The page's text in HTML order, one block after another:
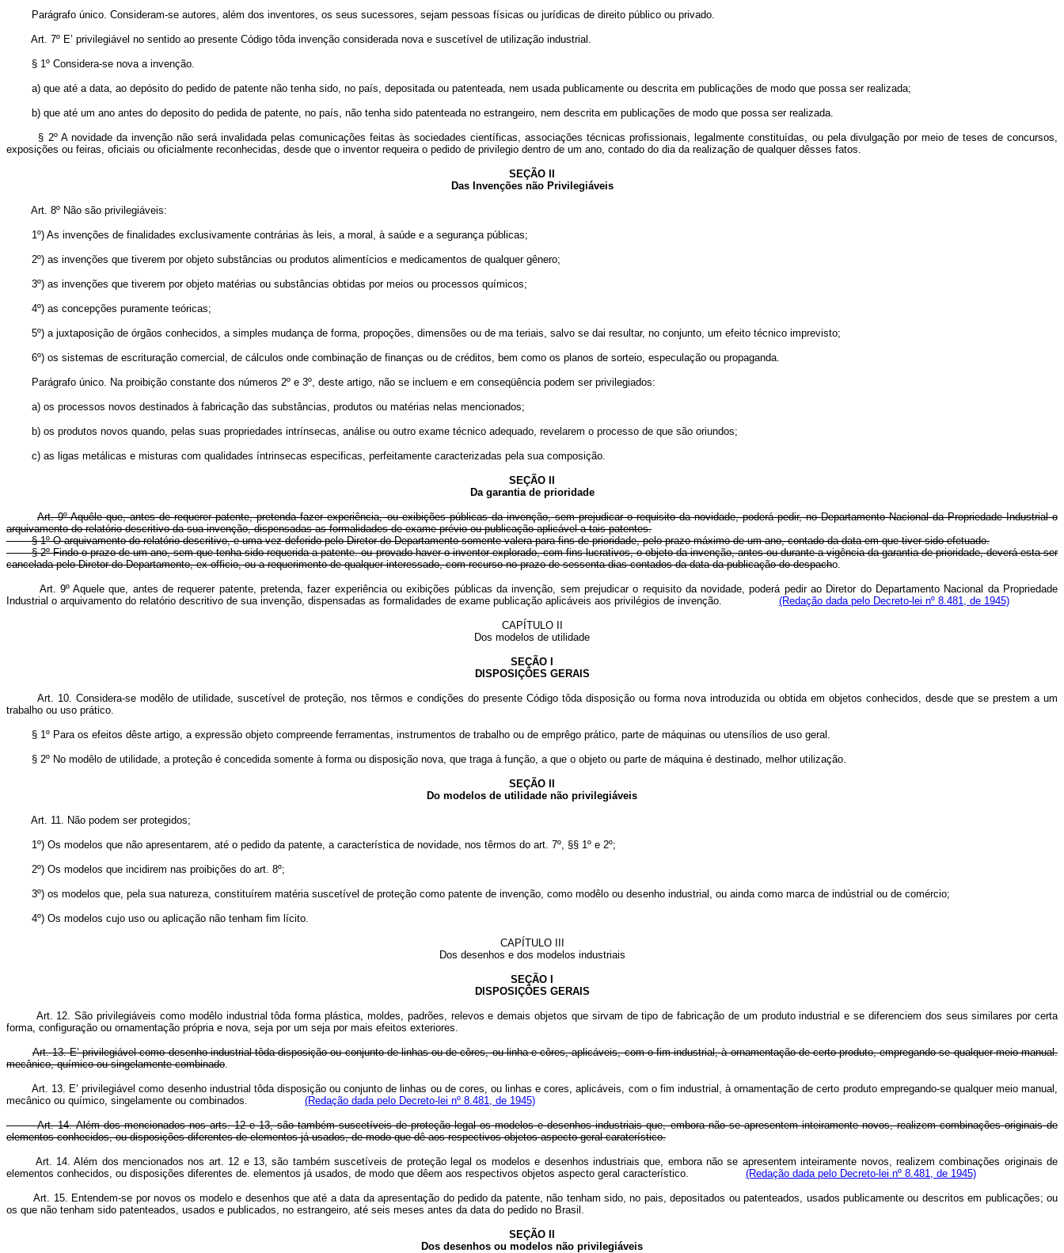
Parágrafo único. Consideram-se autores, além dos inventores, os seus sucessores, sejam pessoas físicas ou jurídicas de direito público ou privado.
Art. 7º E’ privilegiável no sentido ao presente Código tôda invenção considerada nova e suscetível de utilização industrial.
§ 1º Considera-se nova a invenção.
a) que até a data, ao depósito do pedido de patente não tenha sido, no país, depositada ou patenteada, nem usada publicamente ou descrita em publicações de modo que possa ser realizada;
b) que até um ano antes do deposito do pedida de patente, no país, não tenha sido patenteada no estrangeiro, nem descrita em publicações de modo que possa ser realizada.
§ 2º A novidade da invenção não será invalidada pelas comunicações feitas às sociedades científicas, associações técnicas profissionais, legalmente constituídas, ou pela divulgação por meio de teses de concursos,
exposições ou feiras, oficiais ou oficialmente reconhecidas, desde que o inventor requeira o pedido de privilegio dentro de um ano, contado do dia da realização de qualquer dêsses fatos.
SEÇÃO II
Das Invenções não Privilegiáveis
Art. 8º Não são privilegiáveis:
1º) As invenções de finalidades exclusivamente contrárias às leis, a moral, à saúde e a segurança públicas;
2º) as invenções que tiverem por objeto substâncias ou produtos alimentícios e medicamentos de qualquer gênero;
3º) as invenções que tiverem por objeto matérias ou substâncias obtidas por meios ou processos químicos;
4º) as concepções puramente teóricas;
5º) a juxtaposição de órgãos conhecidos, a simples mudança de forma, propoções, dimensões ou de ma teriais, salvo se dai resultar, no conjunto, um efeito técnico imprevisto;
6º) os sistemas de escrituração comercial, de cálculos onde combinação de finanças ou de créditos, bem como os planos de sorteio, especulação ou propaganda.
Parágrafo único. Na proibição constante dos números 2º e 3º, deste artigo, não se incluem e em conseqüência podem ser privilegiados:
a) os processos novos destinados à fabricação das substâncias, produtos ou matérias nelas mencionados;
b) os produtos novos quando, pelas suas propriedades intrínsecas, análise ou outro exame técnico adequado, revelarem o processo de que são oriundos;
c) as ligas metálicas e misturas com qualidades íntrinsecas especificas, perfeitamente caracterizadas pela sua composição.
SEÇÃO II
Da garantia de prioridade
Art. 9º Aquêle que, antes de requerer patente, pretenda fazer experiência, ou exibições públicas da invenção, sem prejudicar o requisito da novidade, poderá pedir, no Departamento Nacional da Propriedade Industrial o
arquivamento do relatório descritivo da sua invenção, dispensadas as formalidades de exame prévio ou publicação aplicável a tais patentes.
§ 1º O arquivamento do relatório descritivo, e uma vez deferido pelo Diretor do Departamento somente valera para fins de prioridade, pelo prazo máximo de um ano, contado da data em que tiver sido efetuado.
§ 2º Findo o prazo de um ano, sem que tenha sido requerida a patente. ou provado haver o inventor explorado, com fins lucrativos, o objeto da invenção, antes ou durante a vigência da garantia de prioridade, deverá esta ser
cancelada pelo Diretor do Departamento, ex-officio, ou a requerimento de qualquer interessado, com recurso no prazo de sessenta dias contados da data da publicação do despacho.
Art. 9º Aquele que, antes de requerer patente, pretenda, fazer experiência ou exibições públicas da invenção, sem prejudicar o requisito da novidade, poderá pedir ao Diretor do Departamento Nacional da Propriedade
Industrial o arquivamento do relatório descritivo de sua invenção, dispensadas as formalidades de exame publicação aplicáveis aos privilégios de invenção. (Redação dada pelo Decreto-lei nº 8.481, de 1945)
CAPÍTULO II
Dos modelos de utilidade
SEÇÃO I
DISPOSIÇÕES GERAIS
Art. 10. Considera-se modêlo de utilidade, suscetível de proteção, nos têrmos e condições do presente Código tôda disposição ou forma nova introduzida ou obtida em objetos conhecidos, desde que se prestem a um
trabalho ou uso prático.
§ 1º Para os efeitos dêste artigo, a expressão objeto compreende ferramentas, instrumentos de trabalho ou de emprêgo prático, parte de máquinas ou utensílios de uso geral.
§ 2º No modêlo de utilidade, a proteção é concedida somente à forma ou disposição nova, que traga à função, a que o objeto ou parte de máquina é destinado, melhor utilização.
SEÇÃO II
Do modelos de utilidade não privilegiáveis
Art. 11. Não podem ser protegidos;
1º) Os modelos que não apresentarem, até o pedido da patente, a característica de novidade, nos têrmos do art. 7º, §§ 1º e 2º;
2º) Os modelos que incidirem nas proibições do art. 8º;
3º) os modelos que, pela sua natureza, constituírem matéria suscetível de proteção como patente de invenção, como modêlo ou desenho industrial, ou ainda como marca de indústrial ou de comércio;
4º) Os modelos cujo uso ou aplicação não tenham fim lícito.
CAPÍTULO III
Dos desenhos e dos modelos industriais
SEÇÃO I
DISPOSIÇÕES GERAIS
Art. 12. São privilegiáveis como modêlo industrial tôda forma plástica, moldes, padrões, relevos e demais objetos que sirvam de tipo de fabricação de um produto industrial e se diferenciem dos seus similares por certa
forma, configuração ou ornamentação própria e nova, seja por um seja por mais efeitos exteriores.
Art. 13. E’ privilegiável como desenho industrial tôda disposição ou conjunto de linhas ou de côres, ou linha e côres, aplicáveis, com o fim industrial, à ornamentação de certo produto, empregando-se qualquer meio manual.
mecânico, químico ou singelamente combinado.
Art. 13. E’ privilegiável como desenho industrial tôda disposição ou conjunto de linhas ou de cores, ou linhas e cores, aplicáveis, com o fim industrial, à ornamentação de certo produto empregando-se qualquer meio manual,
mecânico ou químico, singelamente ou combinados. (Redação dada pelo Decreto-lei nº 8.481, de 1945)
Art. 14. Além dos mencionados nos arts. 12 e 13, são também suscetíveis de proteção legal os modelos e desenhos industriais que, embora não se apresentem inteiramente novos, realizem combinações originais de
elementos conhecidos, ou disposições diferentes de elementos já usados, de modo que dê aos respectivos objetos aspecto geral caraterístico.
Art. 14. Além dos mencionados nos art. 12 e 13, são também suscetíveis de proteção legal os modelos e desenhos industriais que, embora não se apresentem inteiramente novos, realizem combinações originais de
elementos conhecidos, ou disposições diferentes de. elementos já usados, de modo que dêem aos respectivos objetos aspecto geral característico. (Redação dada pelo Decreto-lei nº 8.481, de 1945)
Art. 15. Entendem-se por novos os modelo e desenhos que até a data da apresentação do pedido da patente, não tenham sido, no pais, depositados ou patenteados, usados publicamente ou descritos em publicações; ou
os que não tenham sido patenteados, usados e publicados, no estrangeiro, até seis meses antes da data do pedido no Brasil.
SEÇÃO II
Dos desenhos ou modelos não privilegiáveis